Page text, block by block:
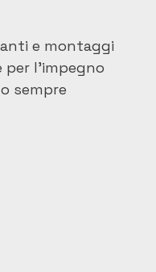
e montaggi
per l'impegno
sempre